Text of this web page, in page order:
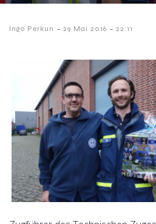
Ingo Perkun - 29 Mai 2016 - 22:11